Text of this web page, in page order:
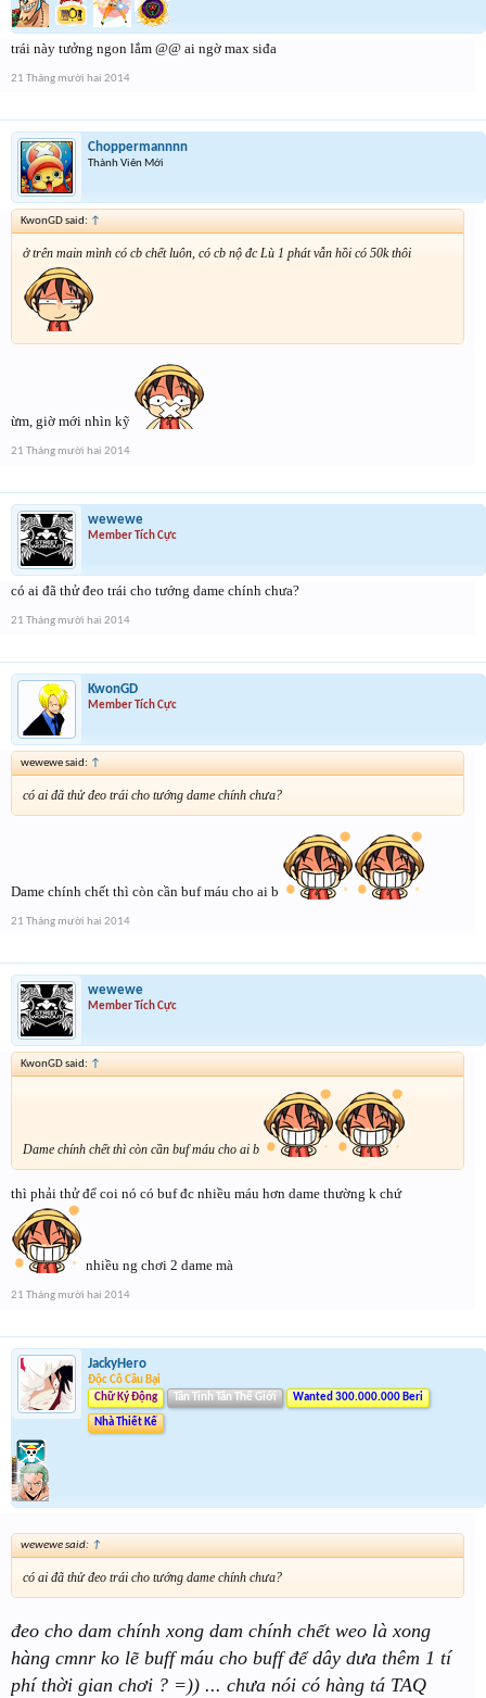
trái này tưởng ngon lắm @@ ai ngờ max siđa
21 Tháng mười hai 2014
Choppermannnn
Thành Viên Mới
KwonGD said: ↑
ở trên main mình có cb chết luôn, có cb nộ đc Lù 1 phát vẫn hồi có 50k thôi
ừm, giờ mới nhìn kỹ
21 Tháng mười hai 2014
wewewe
Member Tích Cực
có ai đã thử đeo trái cho tướng dame chính chưa?
21 Tháng mười hai 2014
KwonGD
Member Tích Cực
wewewe said: ↑
có ai đã thử đeo trái cho tướng dame chính chưa?
Dame chính chết thì còn cần buf máu cho ai b
21 Tháng mười hai 2014
wewewe
Member Tích Cực
KwonGD said: ↑
Dame chính chết thì còn cần buf máu cho ai b
thì phải thử để coi nó có buf đc nhiều máu hơn dame thường k chứ
nhiều ng chơi 2 dame mà
21 Tháng mười hai 2014
JackyHero
Độc Cô Cầu Bại
Chữ Ký Động
Tân Tinh Tân Thế Giới Wanted 300.000.000 Beri
Nhà Thiết Kế
wewewe said: ↑
có ai đã thử đeo trái cho tướng dame chính chưa?
đeo cho dam chính xong dam chính chết weo là xong
hàng cmnr ko lẽ buff máu cho buff để dây dưa thêm 1 tí
phí thời gian chơi ? =)) ... chưa nói có hàng tá TAQ